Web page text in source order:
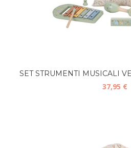
SET STRUMENTI MUSICALI
37,95 €